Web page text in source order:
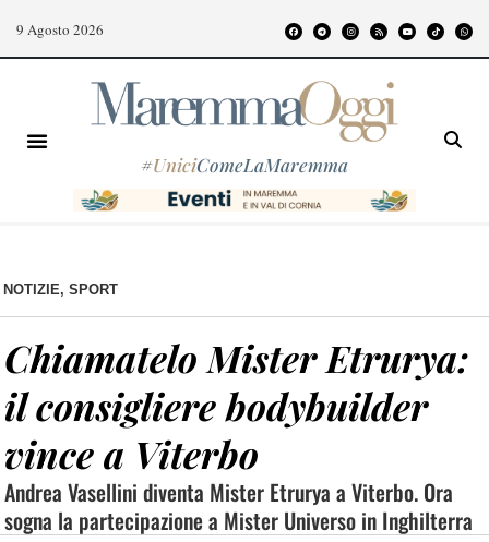
9 Agosto 2026
#UniciComeLaMaremma
NOTIZIE, SPORT
Chiamatelo Mister Etrurya:
il consigliere bodybuilder
vince a Viterbo
Andrea Vasellini diventa Mister Etrurya a Viterbo. Ora
sogna la partecipazione a Mister Universo in Inghilterra